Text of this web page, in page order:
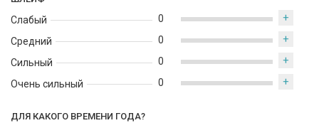
Слабый
Средний
Сильный
Очень сильный
0 +
0 +
0 +
0 +
ДЛЯ КАКОГО ВРЕМЕНИ ГОДА?